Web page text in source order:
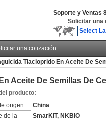
Soporte y Ventas
Solicitar una
Select
una cotización
Tiacloprido En Aceite De
Aceite De Semillas De
producto:
origen:
China
de la
SmarKIT, NKBIO